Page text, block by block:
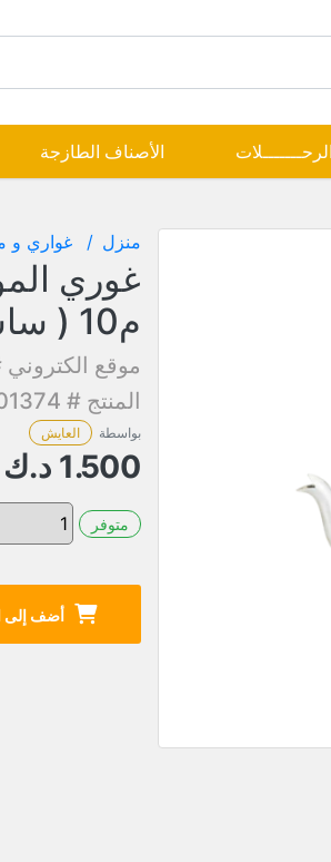
الأصناف الطازجة
منزل غواري و
غوري
م10 ( ساشيتا )
موقع الكتروني #
المنتج # 40901374
بواسطة العايش
1.500 د.ك
متوفر
أضف إلى